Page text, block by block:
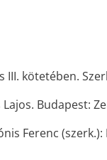
kötetében.
Budapest:
Ferenc